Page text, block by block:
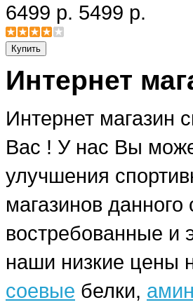
6499 р. 5499 р.
Интернет
Интернет магазин
Вас ! У нас Вы
улучшения
магазинов
востребованные и
наши низкие цены
соевые белки,